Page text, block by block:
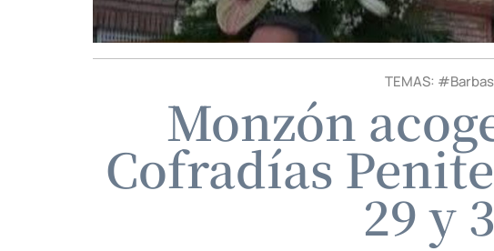
TEMAS: #
Monzón
Cofradías
29 y